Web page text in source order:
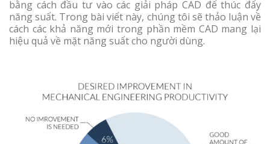
bằng cách đầu tư vào các giải pháp CAD để thúc đẩy
năng suất. Trong bài viết này, chúng tôi sẽ thảo luận về
cách các khả năng mới trong phần mềm CAD mang lại
hiệu quả về mặt năng suất cho người dùng.